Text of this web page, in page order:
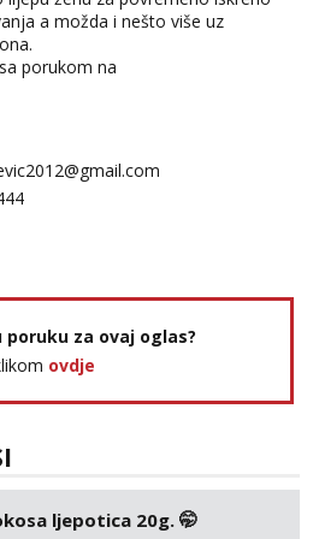
a možda i nešto više uz
porukom na
za ovaj oglas?
ovdje
ljepotica 20g. 🤭